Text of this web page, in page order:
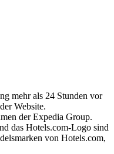
mehr als 24 Stunden vor
Website.
der Expedia Group.
das Hotels.com-Logo sind
von Hotels.com,